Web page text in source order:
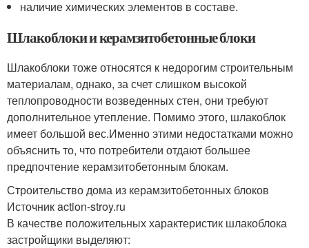
наличие химических элементов в составе.
Шлакоблоки и керамзитобетонные блоки
Шлакоблоки тоже относятся к недорогим строительным
материалам, однако, за счет слишком высокой
теплопроводности возведенных стен, они требуют
дополнительное утепление. Помимо этого, шлакоблок
имеет большой вес.Именно этими недостатками можно
объяснить то, что потребители отдают большее
предпочтение керамзитобетонным блокам.
Строительство дома из керамзитобетонных блоков
Источник action-stroy.ru
В качестве положительных характеристик шлакоблока
застройщики выделяют: